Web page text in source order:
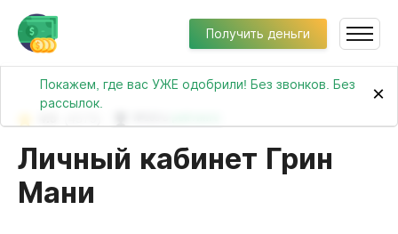
Получить деньги
Покажем, где вас УЖЕ одобрили! Без звонков. Без
рассылок.
×
Личный кабинет Грин
Мани